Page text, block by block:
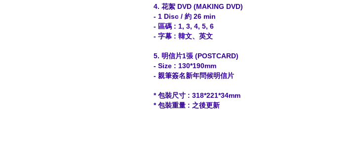
4. 花絮 DVD (MAKING DVD)
- 1 Disc / 約 26 min
- 區碼 : 1, 3, 4, 5, 6
- 字幕 : 韓文、英文
5. 明信片1張 (POSTCARD)
- Size : 130*190mm
- 親筆簽名新年問候明信片
* 包裝尺寸 : 318*221*34mm
* 包裝重量 : 之後更新